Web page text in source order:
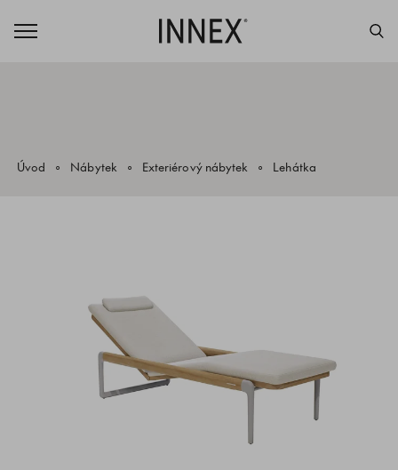
Úvod Nábytek Exteriérový nábytek Lehátka